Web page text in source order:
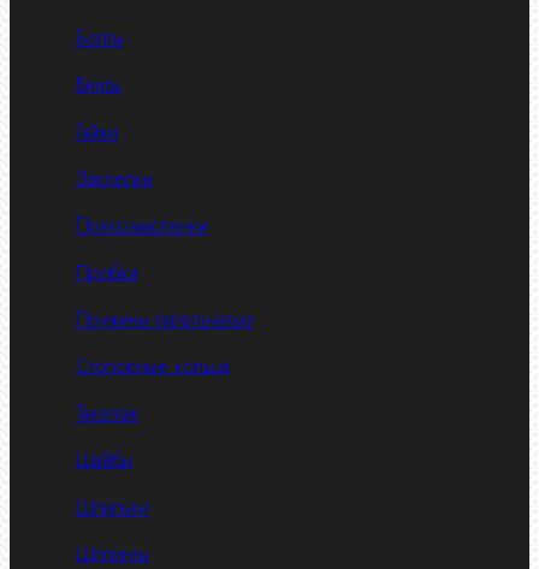
Болты
Винты
Гайки
Заклепки
Пресс-масленки
Пробки
Пружины тарельчатые
Стопорные кольца
Такелаж
Шайбы
Шпильки
Шплинты